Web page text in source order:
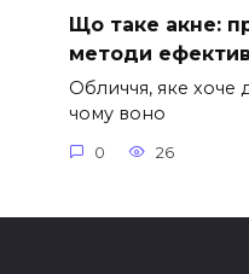
Що таке акне:
методи
Обличчя, яке хоче
чому воно
0 26